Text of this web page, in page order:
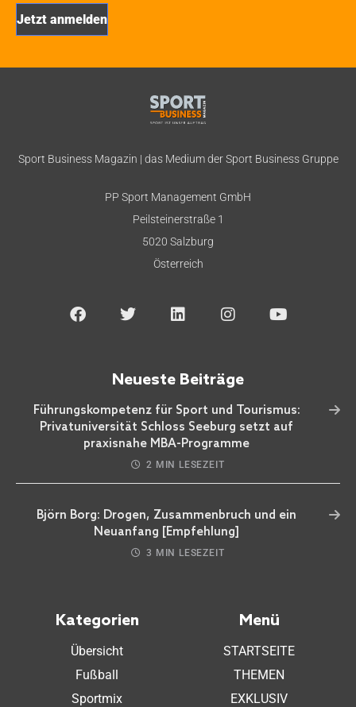
Sport Business Magazin | das Medium der Sport Business Gruppe
PP Sport Management GmbH
Peilsteinerstraße 1
5020 Salzburg
Österreich
Neueste Beiträge
Führungskompetenz für Sport und Tourismus:
Privatuniversität Schloss Seeburg setzt auf
praxisnahe MBA-Programme
2 MIN LESEZEIT
Björn Borg: Drogen, Zusammenbruch und ein
Neuanfang [Empfehlung]
3 MIN LESEZEIT
Kategorien
Übersicht
Fußball
Sportmix
Menü
STARTSEITE
THEMEN
EXKLUSIV